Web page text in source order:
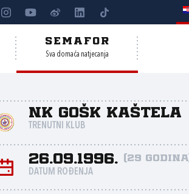
SEMAFOR
Sva domaća natjecanja
NK GOŠK Kaštela
TRENUTNI KLUB
26.09.1996. (29 godina)
DATUM ROĐENJA